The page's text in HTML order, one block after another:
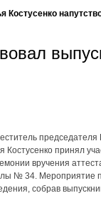
Костусенко
Костусенко принял
вручения
№ 34. Мероприятие
собрав